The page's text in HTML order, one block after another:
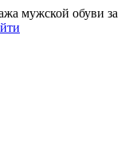
мужской обуви за